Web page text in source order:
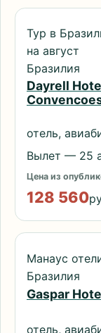
Тур в
на август
Бразилия
Dayrell
отель,
Вылет — 25
Цена из
128 560
Манаус
Бразилия
Gaspar
отель,